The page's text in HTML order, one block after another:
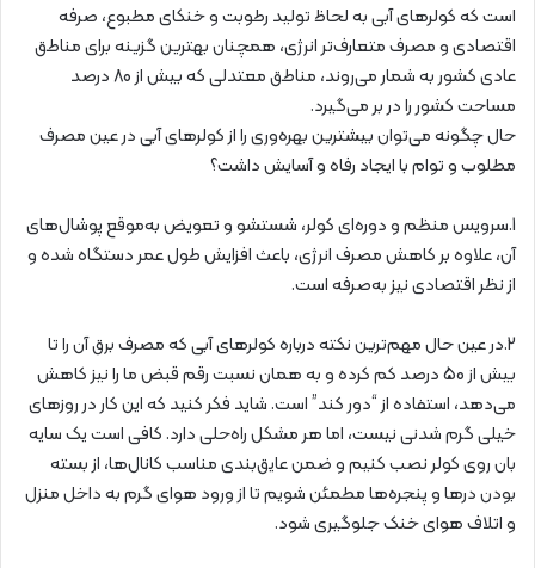
است که کولرهای آبی به لحاظ تولید رطوبت و خنکای مطبوع، صرفه
اقتصادی و مصرف متعارف‌تر انرژی، همچنان بهترین گزینه برای مناطق
عادی کشور به شمار می‌روند، مناطق معتدلی که بیش از 80 درصد
مساحت کشور را در بر می‌گیرد.
حال چگونه می‌توان بیشترین بهره‌وری را از کولرهای آبی در عین مصرف
مطلوب و توام با ایجاد رفاه و آسایش داشت؟
1.سرویس منظم و دوره‌ای کولر، شستشو و تعویض به‌موقع پوشال‌های
آن، علاوه بر کاهش مصرف انرژی، باعث افزایش طول عمر دستگاه شده و
از نظر اقتصادی نیز به‌صرفه است.
2.در عین‌ حال مهم‌ترین نکته درباره کولرهای آبی که مصرف برق آن را تا
بیش از 50 درصد کم کرده و به همان نسبت رقم قبض ما را نیز کاهش
می‌دهد، استفاده از “دور کند” است. شاید فکر کنید که این کار در روزهای
خیلی گرم شدنی نیست، اما هر مشکل راه‌حلی دارد. کافی است یک سایه
بان روی کولر نصب کنیم و ضمن عایق‌بندی مناسب کانال‌ها، از بسته
بودن درها و پنجره‌ها مطمئن شویم تا از ورود هوای گرم به داخل منزل
و اتلاف هوای خنک جلوگیری شود.